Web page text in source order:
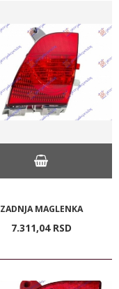
ZADNJA MAGLENKA
7.311,04 RSD